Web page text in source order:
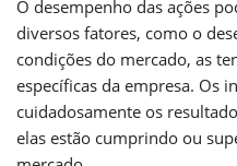
O desempenho das ações
diversos fatores, como o
condições do mercado, as
específicas da empresa. Os
cuidadosamente os
elas estão cumprindo ou